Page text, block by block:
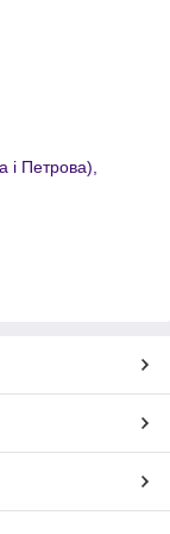
і Петрова),